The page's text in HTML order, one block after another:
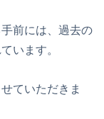
前には、過去の
います。
ていただきま